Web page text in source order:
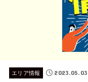
エリア情報 2023.05.03